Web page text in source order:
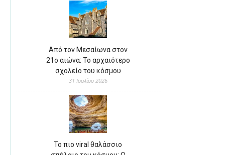
Από τον Μεσαίωνα στον
21ο αιώνα: Το αρχαιότερο
σχολείο του κόσμου
31 Ιουλίου 2026
Το πιο viral θαλάσσιο